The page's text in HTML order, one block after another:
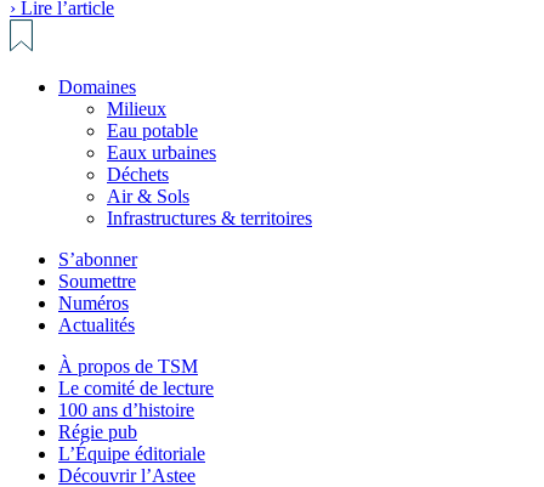
› Lire l’article
Domaines
Milieux
Eau potable
Eaux urbaines
Déchets
Air & Sols
Infrastructures & territoires
S’abonner
Soumettre
Numéros
Actualités
À propos de TSM
Le comité de lecture
100 ans d’histoire
Régie pub
L’Équipe éditoriale
Découvrir l’Astee